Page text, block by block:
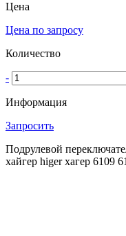
Цена
Цена по запросу
Количество
-
Информация
Запросить
Подрулевой
хайгер higer хагер 6109